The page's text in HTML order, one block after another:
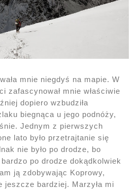
mnie niegdyś na mapie. W
zafascynował mnie właściwie
dopiero wzbudziła
biegnąca u jego podnóży,
Jednym z pierwszych
lato było przetrajtanie się
nie było po drodze, bo
po drodze dokądkolwiek
ją zdobywając Koprowy,
jeszcze bardziej. Marzyła mi